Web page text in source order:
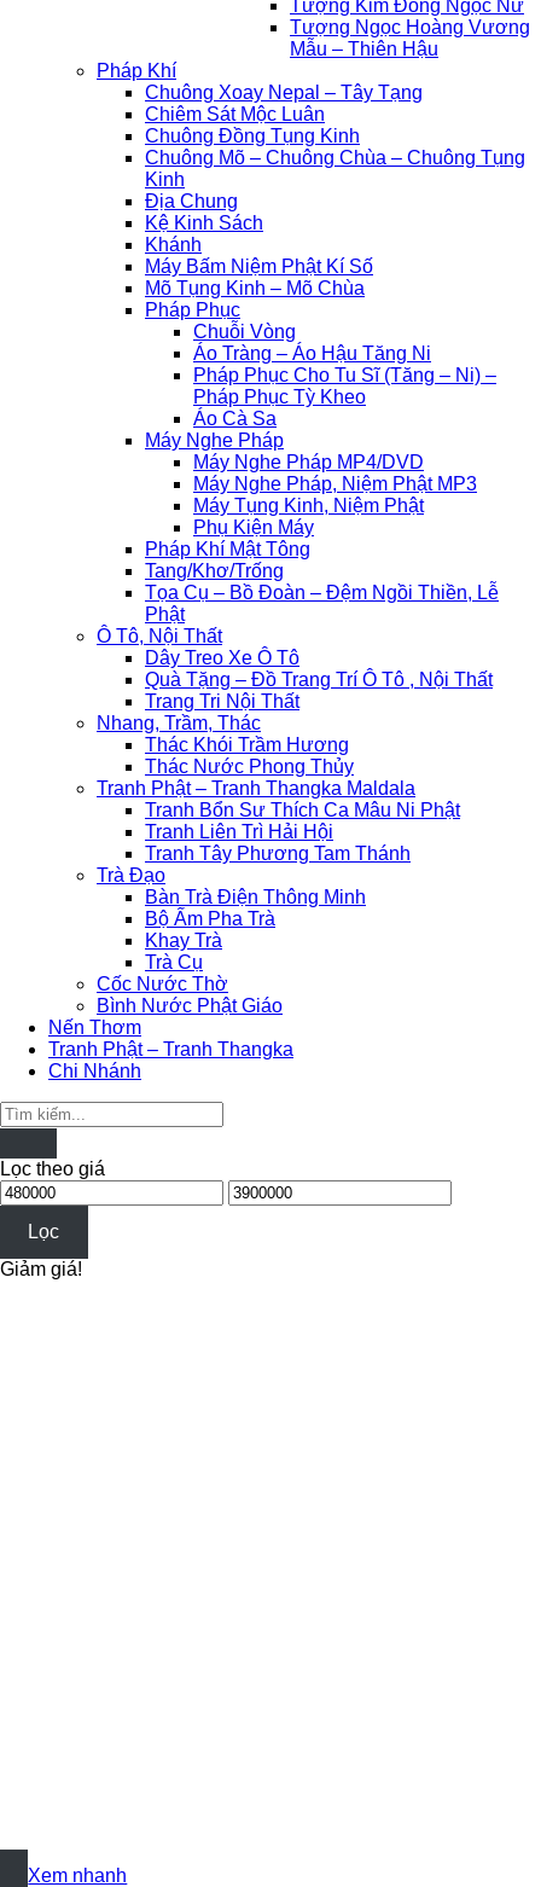
Tượng Kim Đồng Ngọc Nữ
Tượng Ngọc Hoàng Vương
Mẫu – Thiên Hậu
Pháp Khí
Chuông Xoay Nepal – Tây Tạng
Chiêm Sát Mộc Luân
Chuông Đồng Tụng Kinh
Chuông Mõ – Chuông Chùa – Chuông Tụng
Kinh
Địa Chung
Kệ Kinh Sách
Khánh
Máy Bấm Niệm Phật Kí Số
Mõ Tụng Kinh – Mõ Chùa
Pháp Phục
Chuỗi Vòng
Áo Tràng – Áo Hậu Tăng Ni
Pháp Phục Cho Tu Sĩ (Tăng – Ni) –
Pháp Phục Tỳ Kheo
Áo Cà Sa
Máy Nghe Pháp
Máy Nghe Pháp MP4/DVD
Máy Nghe Pháp, Niệm Phật MP3
Máy Tụng Kinh, Niệm Phật
Phụ Kiện Máy
Pháp Khí Mật Tông
Tang/Khơ/Trống
Tọa Cụ – Bồ Đoàn – Đệm Ngồi Thiền, Lễ
Phật
Ô Tô, Nội Thất
Dây Treo Xe Ô Tô
Quà Tặng – Đồ Trang Trí Ô Tô , Nội Thất
Trang Tri Nội Thất
Nhang, Trầm, Thác
Thác Khói Trầm Hương
Thác Nước Phong Thủy
Tranh Phật – Tranh Thangka Maldala
Tranh Bổn Sư Thích Ca Mâu Ni Phật
Tranh Liên Trì Hải Hội
Tranh Tây Phương Tam Thánh
Trà Đạo
Bàn Trà Điện Thông Minh
Bộ Ấm Pha Trà
Khay Trà
Trà Cụ
Cốc Nước Thờ
Bình Nước Phật Giáo
Nến Thơm
Tranh Phật – Tranh Thangka
Chi Nhánh
Tìm
kiếm:
Lọc theo giá
Giá
thấp
nhất
Giá
cao
Lọc
Giảm giá!
+
Xem nhanh